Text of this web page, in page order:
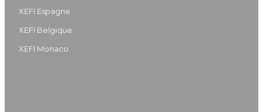
XEFI Espagne
XEFI Belgique
XEFI Monaco